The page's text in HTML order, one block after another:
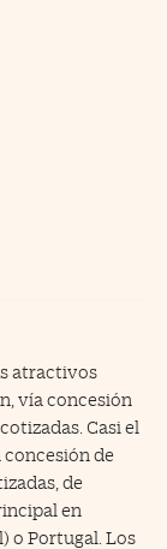
atractivos
vía concesión
Casi el
concesión de
de
en
o Portugal. Los